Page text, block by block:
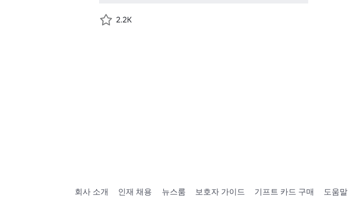
2.2K
회사 소개 인재 채용 뉴스룸 보호자 가이드 기프트 카드 구매 도움말